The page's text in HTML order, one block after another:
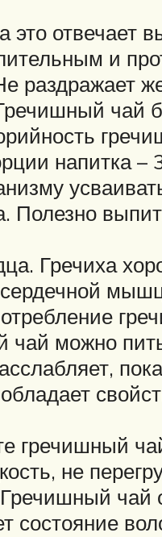
это отвечает
и
раздражает
чай
напитка
Полезно
Гречиха
сердечной
чай можно
гречишный
не
состояние